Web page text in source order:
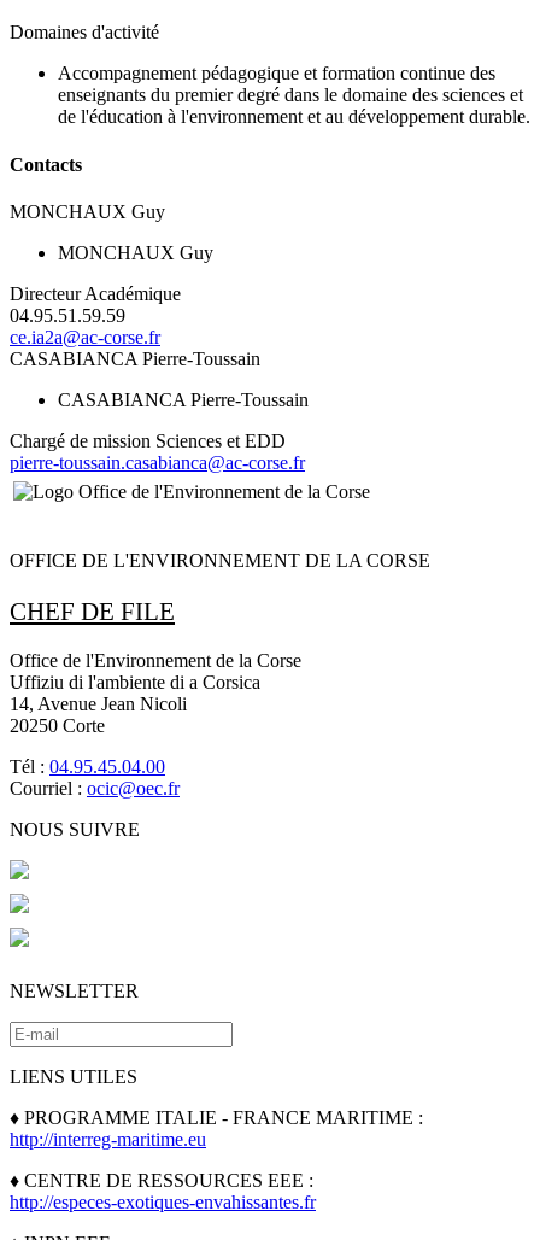
Domaines d'activité
Accompagnement pédagogique et formation continue des
enseignants du premier degré dans le domaine des sciences et
de l'éducation à l'environnement et au développement durable.
Contacts
MONCHAUX Guy
MONCHAUX Guy
Directeur Académique
04.95.51.59.59
ce.ia2a@ac-corse.fr
CASABIANCA Pierre-Toussain
CASABIANCA Pierre-Toussain
Chargé de mission Sciences et EDD
pierre-toussain.casabianca@ac-corse.fr
OFFICE DE L'ENVIRONNEMENT DE LA CORSE
CHEF DE FILE
Office de l'Environnement de la Corse
Uffiziu di l'ambiente di a Corsica
14, Avenue Jean Nicoli
20250 Corte
Tél : 04.95.45.04.00
Courriel : ocic@oec.fr
NOUS SUIVRE
NEWSLETTER
LIENS UTILES
♦ PROGRAMME ITALIE - FRANCE MARITIME :
http://interreg-maritime.eu
♦ CENTRE DE RESSOURCES EEE :
http://especes-exotiques-envahissantes.fr